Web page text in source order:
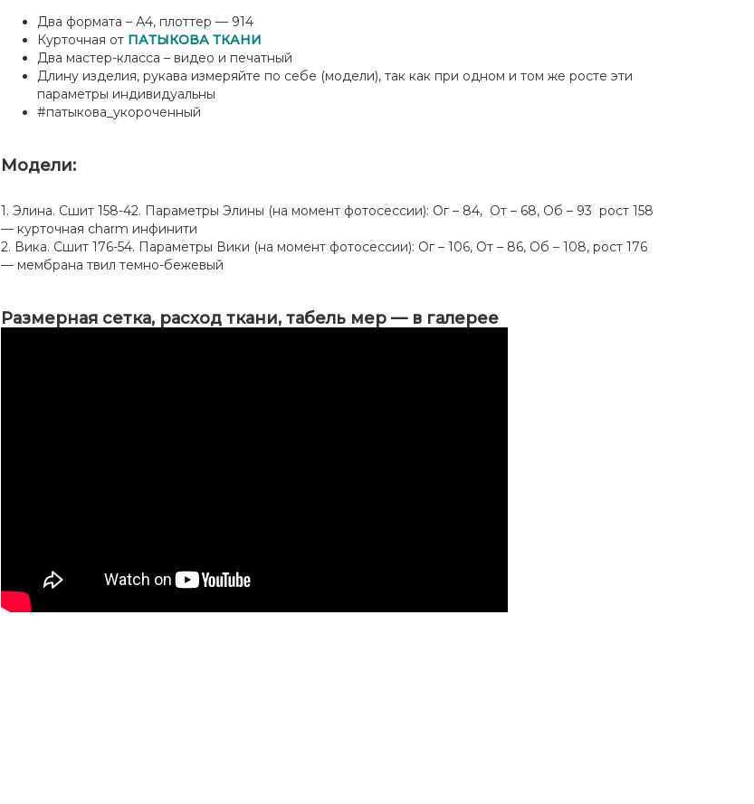
Два формата – А4, плоттер — 914
Курточная от ПАТЫКОВА ТКАНИ
Два мастер-класса – видео и печатный
Длину изделия, рукава измеряйте по себе (модели), так как при одном и том же росте эти
параметры индивидуальны
#патыкова_укороченный
Модели:
1. Элина. Сшит 158-42. Параметры Элины (на момент фотосессии): Ог – 84, От – 68, Об – 93 рост 158
— курточная charm инфинити
2. Вика. Сшит 176-54. Параметры Вики (на момент фотосессии): Ог – 106, От – 86, Об – 108, рост 176
— мембрана твил темно-бежевый
Размерная сетка, расход ткани, табель мер — в галерее